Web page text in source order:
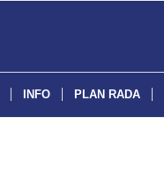
INFO PLAN RADA